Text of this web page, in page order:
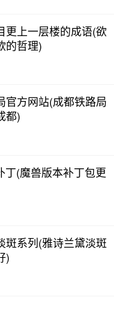
更上一层楼的成语(欲
的哲理)
官方网站(成都铁路局
都)
丁(魔兽版本补丁包更
斑系列(雅诗兰黛淡斑
)